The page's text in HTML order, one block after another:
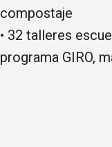
compostaje
• 32 talleres
programa GIRO,